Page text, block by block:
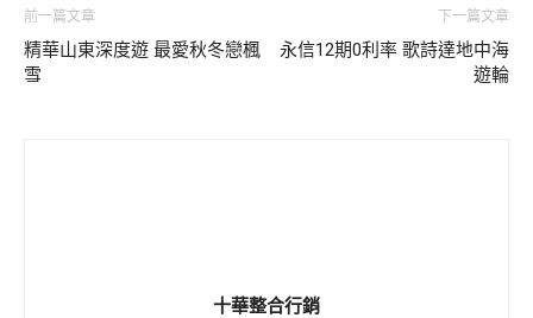
前一篇文章
精華山東深度遊 最愛秋冬戀楓
雪
下一篇文章
永信12期0利率 歌詩達地中海
遊輪
十華整合行銷